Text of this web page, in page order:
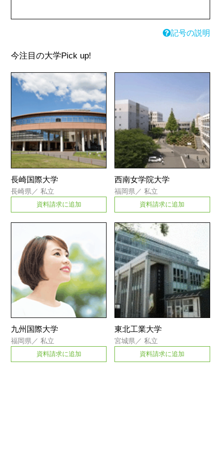
記号の説明
今注目の大学Pick up!
長崎国際大学
長崎県 ／私立
資料請求に追加
西南女学院大学
福岡県 ／私立
資料請求に追加
九州国際大学
福岡県 ／私立
資料請求に追加
東北工業大学
宮城県 ／私立
資料請求に追加